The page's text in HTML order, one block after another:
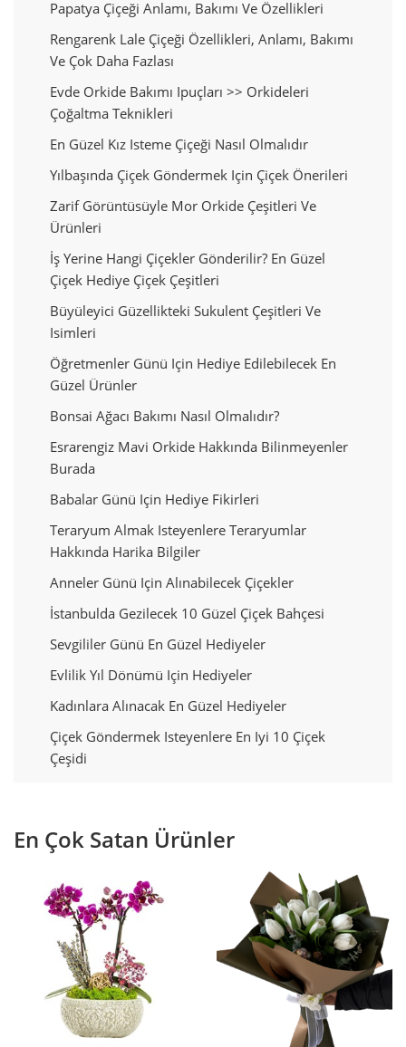
Papatya Çiçeği Anlamı, Bakımı Ve Özellikleri
Rengarenk Lale Çiçeği Özellikleri, Anlamı, Bakımı
Ve Çok Daha Fazlası
Evde Orkide Bakımı Ipuçları >> Orkideleri
Çoğaltma Teknikleri
En Güzel Kız Isteme Çiçeği Nasıl Olmalıdır
Yılbaşında Çiçek Göndermek Için Çiçek Önerileri
Zarif Görüntüsüyle Mor Orkide Çeşitleri Ve
Ürünleri
İş Yerine Hangi Çiçekler Gönderilir? En Güzel
Çiçek Hediye Çiçek Çeşitleri
Büyüleyici Güzellikteki Sukulent Çeşitleri Ve
Isimleri
Öğretmenler Günü Için Hediye Edilebilecek En
Güzel Ürünler
Bonsai Ağacı Bakımı Nasıl Olmalıdır?
Esrarengiz Mavi Orkide Hakkında Bilinmeyenler
Burada
Babalar Günü Için Hediye Fikirleri
Teraryum Almak Isteyenlere Teraryumlar
Hakkında Harika Bilgiler
Anneler Günü Için Alınabilecek Çiçekler
İstanbulda Gezilecek 10 Güzel Çiçek Bahçesi
Sevgililer Günü En Güzel Hediyeler
Evlilik Yıl Dönümü Için Hediyeler
Kadınlara Alınacak En Güzel Hediyeler
Çiçek Göndermek Isteyenlere En Iyi 10 Çiçek
Çeşidi
En Çok Satan Ürünler